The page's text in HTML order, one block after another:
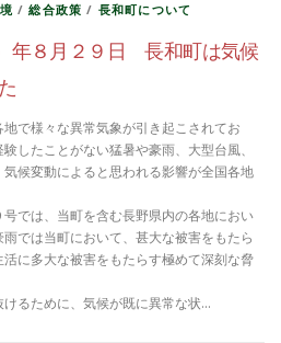
/総合政策 / 長和町について
年８月２９日 長和町は気候
で様々な異常気象が引き起こされてお
したことがない猛暑や豪雨、大型台風、
候変動によると思われる影響が全国各地
では、当町を含む長野県内の各地におい
では当町において、甚大な被害をもたら
に多大な被害をもたらす極めて深刻な脅
るために、気候が既に異常な状…